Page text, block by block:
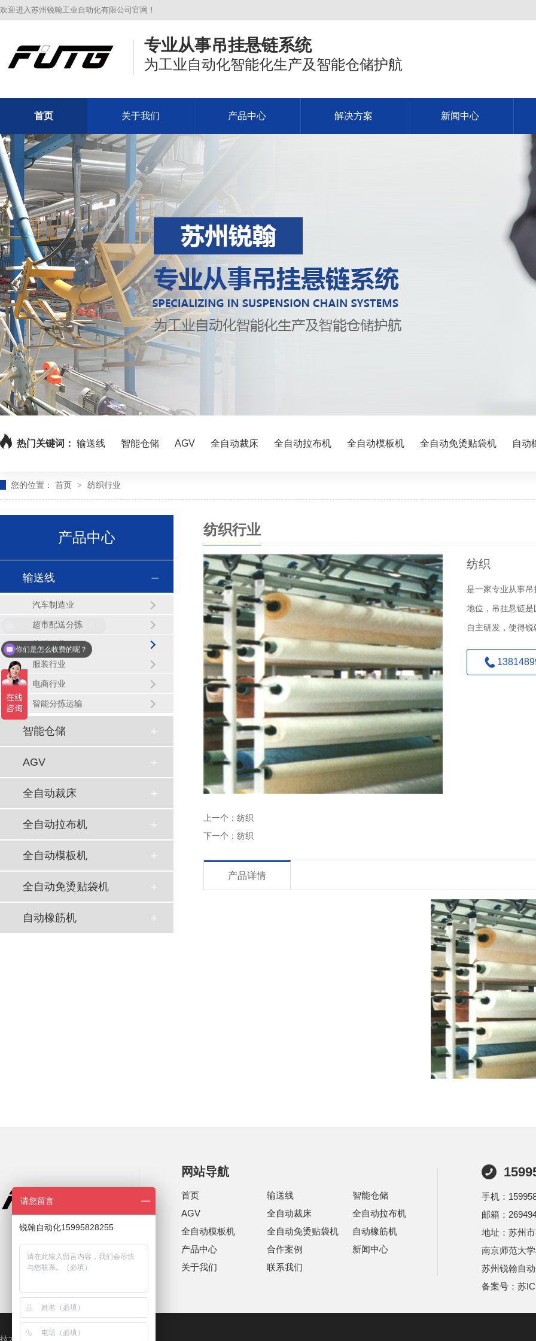
欢迎进入苏州锐翰工业自动化有限公司官网！
专业从事吊挂悬链系统
为工业自动化智能化生产及智能仓储护航
首页 关于我们 产品中心 解决方案 新闻中心
热门关键词： 输送线 智能仓储 AGV 全自动裁床 全自动拉布机 全自动模板机 全自动免烫贴袋机 自动
您的位置： 首页 > 纺织行业
纺织行业
纺织
是一家专业从事
地位，吊挂悬链
自主研发，使得
上一个： 纺织
下一个： 纺织
产品详情
产品中心
输送线
汽车制造业
超市配送分拣
纺织行业
服装行业
电商行业
智能分拣运输
智能仓储
AGV
全自动裁床
全自动拉布机
全自动模板机
全自动免烫贴袋机
自动橡筋机
网站导航
首页 输送线
智能仓储
AGV
全自动裁床
全自动拉布机
全自动模板机
全自动免烫贴袋机
自动橡筋机
产品中心
合作案例
新闻中心
关于我们
联系我们
手机：
邮箱：
地址：苏州
南京师范大
苏州锐翰自
备案号： 苏
你们是怎么收费的呢？
请您留言
锐翰自动化15995828255